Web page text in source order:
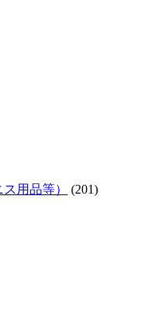
用品等）
(201)